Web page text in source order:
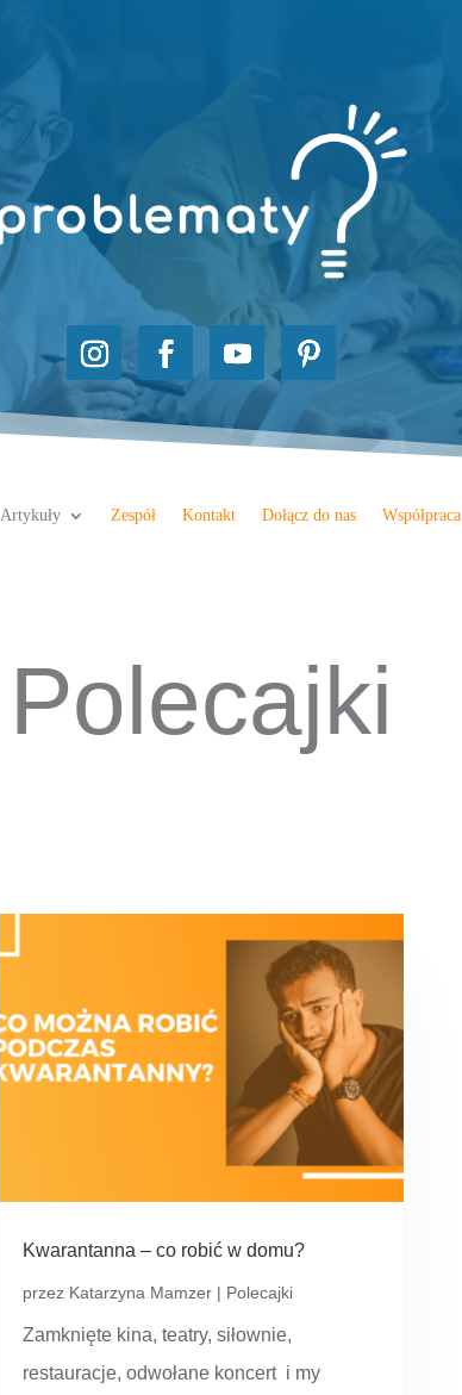
Artykuły Zespół Kontakt Dołącz do nas Współpraca
Polecajki
Kwarantanna – co robić w domu?
przez Katarzyna Mamzer| Polecajki
Zamknięte kina, teatry, siłownie,
restauracje, odwołane koncert i my